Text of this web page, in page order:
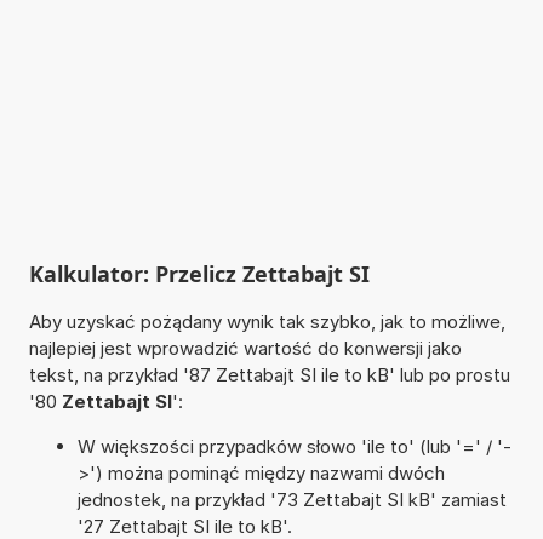
Kalkulator: Przelicz Zettabajt SI
Aby uzyskać pożądany wynik tak szybko, jak to możliwe,
najlepiej jest wprowadzić wartość do konwersji jako
tekst, na przykład '87 Zettabajt SI ile to kB' lub po prostu
'80 Zettabajt SI':
W większości przypadków słowo 'ile to' (lub '=' / '-
>') można pominąć między nazwami dwóch
jednostek, na przykład '73 Zettabajt SI kB' zamiast
'27 Zettabajt SI ile to kB'.